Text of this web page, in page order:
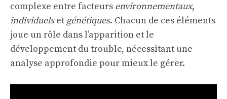
complexe entre facteurs environnementaux,
individuelset génétiques. Chacun de ces éléments
joue un rôle dans l’apparition et le
développement du trouble, nécessitant une
analyse approfondie pour mieux le gérer.